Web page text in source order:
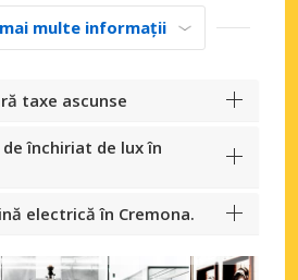
multe informații
taxe ascunse
închiriat de lux în
electrică în Cremona.